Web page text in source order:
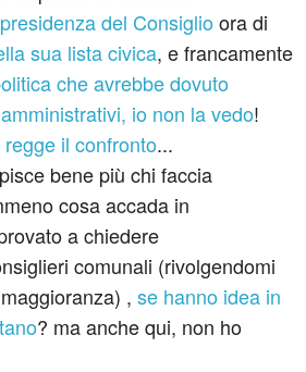
presidenza del Consiglioora di
sua lista civica, e francamente
che avrebbe dovuto
io non la vedo!
il confronto...
bene più chi faccia
cosa accada in
a chiedere
comunali (rivolgendomi
, se hanno idea in
? ma anche qui, non ho